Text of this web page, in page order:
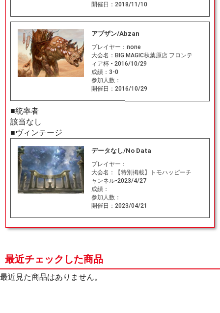
開催日： 2018/11/10
アブザン/Abzan
プレイヤー： none
大会名： BIG MAGIC秋葉原店 フロンテ
ィア杯 - 2016/10/29
成績： 3-0
参加人数：
開催日： 2016/10/29
■統率者
該当なし
■ヴィンテージ
データなし/No Data
プレイヤー：
大会名：
【特別掲載】トモハッピーチ
ャンネル-2023/4/27
成績：
参加人数：
開催日： 2023/04/21
最近チェックした商品
最近見た商品はありません。